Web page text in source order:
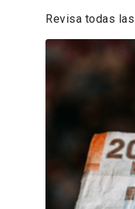
Revisa todas